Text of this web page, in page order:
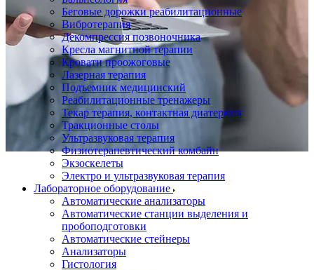
Беговые дорожки реабилитационные
Вибротерапия
Декомпрессия позвоночника
Кресла магнитной терапии
Кровати проожоговые
Лазерная терапия
Подъемник медицинский
Реабилитационные тренажеры
Текар терапия, контактная диатермия
Тракционные столы
Ультразвуковая терапия
Физиотерапевтический комбайн
Экзоскелеты
Электро и ультразвуковая терапия
Лабораторное оборудование
Автоматические анализаторы
Автоматические станции выделения и
пробоподготовки
Автоматические стейнеры
Анализаторы
Гистология